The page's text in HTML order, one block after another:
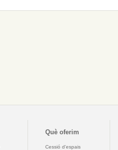
Què oferim
Cessió d'espais